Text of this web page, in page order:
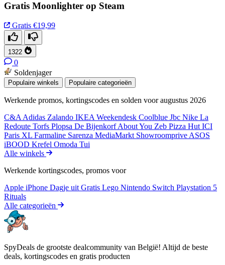
Gratis Moonlighter op Steam
Gratis €19,99
1322
0
Soldenjager
Populaire winkels Populaire categorieën
Werkende promos, kortingscodes en solden voor augustus 2026
C&A Adidas Zalando IKEA Weekendesk Coolblue Jbc Nike La
Redoute Torfs Plopsa De BijenkorfAbout You Zeb Pizza Hut ICI
Paris XL Farmaline Sarenza MediaMarkt Showroomprive ASOS
iBOOD Krefel Omoda Tui
Alle winkels
Werkende kortingscodes, promos voor
Apple iPhone Dagje uit Gratis Lego Nintendo Switch Playstation 5
Rituals
Alle categorieën
SpyDeals de grootste dealcommunity van België! Altijd de beste
deals, kortingscodes en gratis producten